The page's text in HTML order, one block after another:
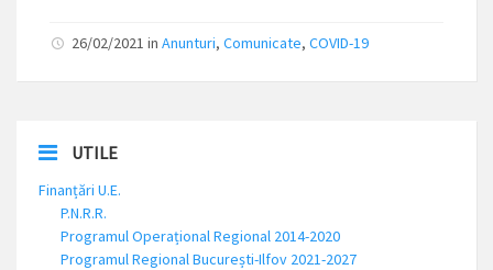
26/02/2021 in Anunturi, Comunicate, COVID-19
UTILE
Finanțări U.E.
P.N.R.R.
Programul Operațional Regional 2014-2020
Programul Regional București-Ilfov 2021-2027